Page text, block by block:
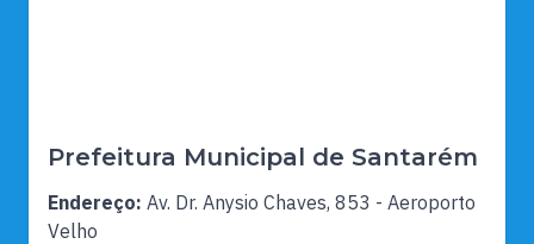
Prefeitura Municipal de Santarém
Endereço: Av. Dr. Anysio Chaves, 853 - Aeroporto
Velho